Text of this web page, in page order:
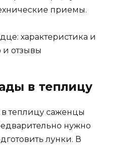
приемы.
в теплицу
в теплицу саженцы
нужно
лунки. В